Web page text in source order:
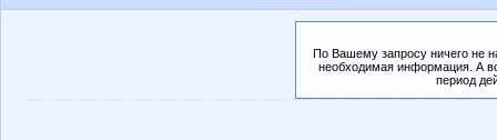
По Вашему запросу ничего не
необходимая информация. А
период